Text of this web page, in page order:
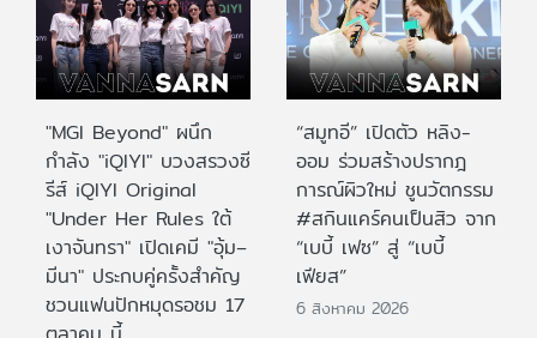
"MGI Beyond" ผนึก
กำลัง "iQIYI" บวงสรวงซี
รีส์ iQIYI Original
"Under Her Rules ใต้
เงาจันทรา" เปิดเคมี "อุ้ม–
มีนา" ประกบคู่ครั้งสำคัญ
ชวนแฟนปักหมุดรอชม 17
“สมูทอี” เปิดตัว หลิง-
ออม ร่วมสร้างปรากฎ
การณ์ผิวใหม่ ชูนวัตกรรม
#สกินแคร์คนเป็นสิว จาก
“เบบี้ เฟซ” สู่ “เบบี้
เฟียส”
6 สิงหาคม 2026